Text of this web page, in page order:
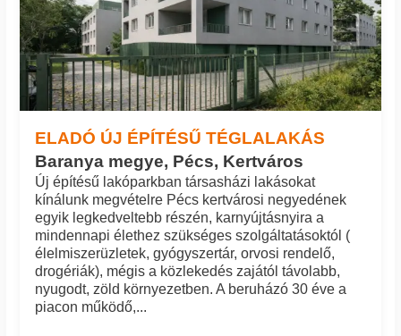
ELADÓ ÚJ ÉPÍTÉSŰ TÉGLALAKÁS
Baranya megye, Pécs, Kertváros
Új építésű lakóparkban társasházi lakásokat
kínálunk megvételre Pécs kertvárosi negyedének
egyik legkedveltebb részén, karnyújtásnyira a
mindennapi élethez szükséges szolgáltatásoktól (
élelmiszerüzletek, gyógyszertár, orvosi rendelő,
drogériák), mégis a közlekedés zajától távolabb,
nyugodt, zöld környezetben. A beruházó 30 éve a
piacon működő,...